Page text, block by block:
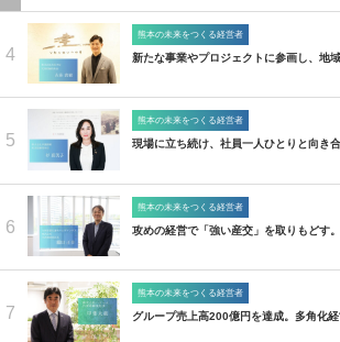
4
熊本の未来をつくる経営者
新たな事業やプロジェクトに参画し、地
5
熊本の未来をつくる経営者
現場に立ち続け、社員一人ひとりと向き
6
熊本の未来をつくる経営者
攻めの経営で「強い産交」を取りもどす
7
熊本の未来をつくる経営者
グループ売上高200億円を達成。多角化